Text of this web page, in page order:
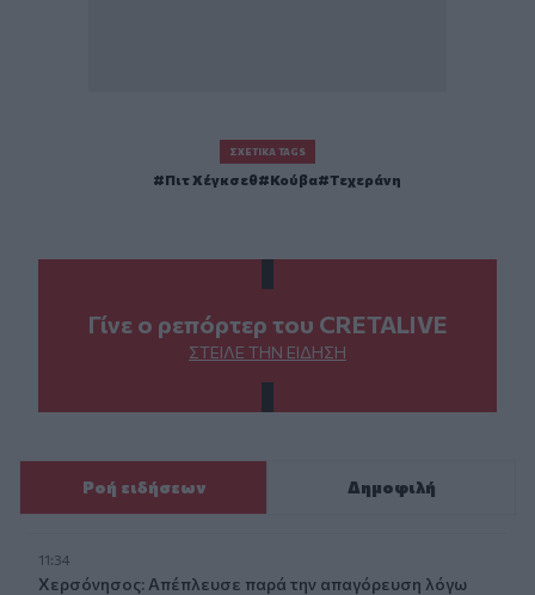
ΣΧΕΤΙΚΆ TAGS
Πιτ Χέγκσεθ Κούβα Τεχεράνη
Γίνε ο ρεπόρτερ του CRETALIVE
ΣΤΕΊΛΕ ΤΗΝ ΕΊΔΗΣΗ
Ροή ειδήσεων Δημοφιλή
11:34
Χερσόνησος: Απέπλευσε παρά την απαγόρευση λόγω